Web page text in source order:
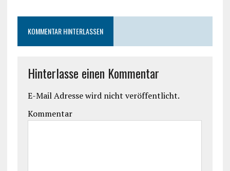
KOMMENTAR HINTERLASSEN
Hinterlasse einen Kommentar
E-Mail Adresse wird nicht veröffentlicht.
Kommentar